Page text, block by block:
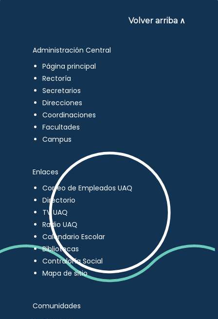
Volver arriba ∧
Administración Central
Página principal
Rectoría
Secretarios
Direcciones
Coordinaciones
Facultades
Campus
Enlaces
Correo de Empleados UAQ
Directorio
TV UAQ
Radio UAQ
Calendario Escolar
Bibliotecas
Contraloría Social
Mapa de sitio
Comunidades